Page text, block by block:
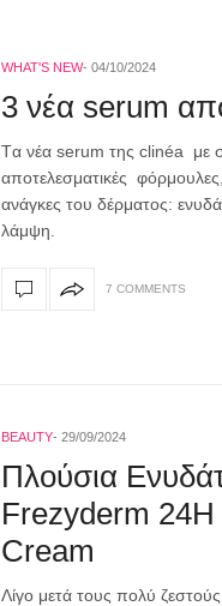
WHAT'S NEW 04/10/2024
3 νέα serum
Tα νέα serum της clinéa με
αποτελεσματικές
ανάγκες του δέρματος:
λάμψη.
7 COMMENTS
BEAUTY 29/09/2024
Πλούσια
Frezyderm
Cream
Λίγο μετά τους πολύ